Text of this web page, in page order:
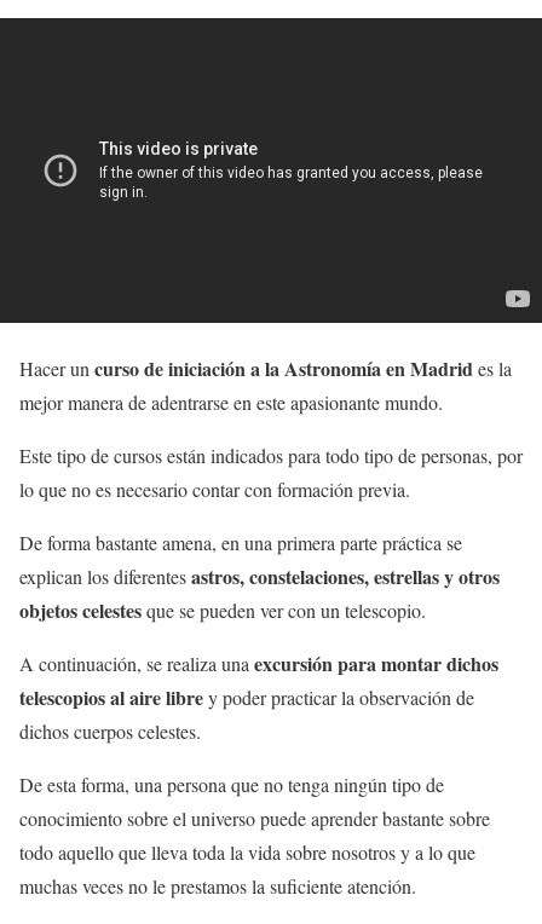
Hacer un curso de iniciación a la Astronomía en Madrides la
mejor manera de adentrarse en este apasionante mundo.
Este tipo de cursos están indicados para todo tipo de personas, por
lo que no es necesario contar con formación previa.
De forma bastante amena, en una primera parte práctica se
explican los diferentesastros, constelaciones, estrellas y otros
objetos celestesque se pueden ver con un telescopio.
A continuación, se realiza una excursión para montar dichos
telescopios al aire librey poder practicar la observación de
dichos cuerpos celestes.
De esta forma, una persona que no tenga ningún tipo de
conocimiento sobre el universo puede aprender bastante sobre
todo aquello que lleva toda la vida sobre nosotros y a lo que
muchas veces no le prestamos la suficiente atención.